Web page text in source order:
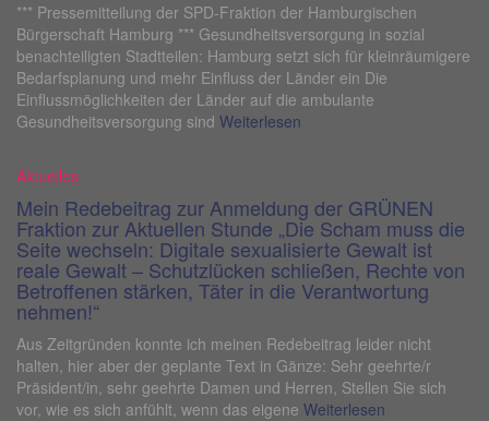
*** Pressemitteilung der SPD-Fraktion der Hamburgischen
Bürgerschaft Hamburg *** Gesundheitsversorgung in sozial
benachteiligten Stadtteilen: Hamburg setzt sich für kleinräumigere
Bedarfsplanung und mehr Einfluss der Länder ein Die
Einflussmöglichkeiten der Länder auf die ambulante
Gesundheitsversorgung sind Weiterlesen
Aktuelles
Mein Redebeitrag zur Anmeldung der GRÜNEN
Fraktion zur Aktuellen Stunde „Die Scham muss die
Seite wechseln: Digitale sexualisierte Gewalt ist
reale Gewalt – Schutzlücken schließen, Rechte von
Betroffenen stärken, Täter in die Verantwortung
nehmen!“
Aus Zeitgründen konnte ich meinen Redebeitrag leider nicht
halten, hier aber der geplante Text in Gänze: Sehr geehrte/r
Präsident/in, sehr geehrte Damen und Herren, Stellen Sie sich
vor, wie es sich anfühlt, wenn das eigene Weiterlesen